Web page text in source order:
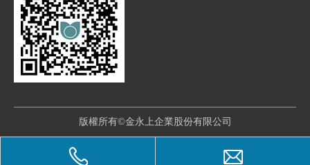
版權所有©金永上企業股份有限公司